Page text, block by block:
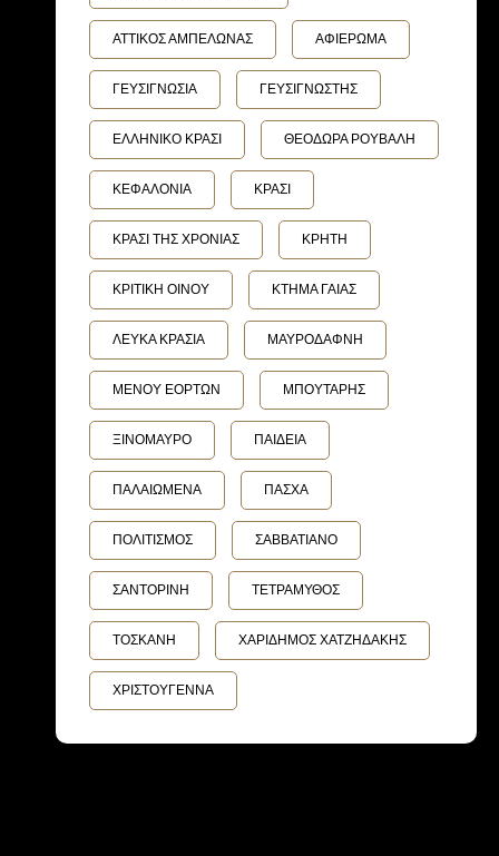
ΑΤΤΙΚΟΣ ΑΜΠΕΛΩΝΑΣ ΑΦΙΕΡΩΜΑ
ΓΕΥΣΙΓΝΩΣΙΑ ΓΕΥΣΙΓΝΩΣΤΗΣ
ΕΛΛΗΝΙΚΟ ΚΡΑΣΙ ΘΕΟΔΩΡΑ ΡΟΥΒΑΛΗ
ΚΕΦΑΛΟΝΙΑ ΚΡΑΣΙ
ΚΡΑΣΙ ΤΗΣ ΧΡΟΝΙΑΣ ΚΡΗΤΗ
ΚΡΙΤΙΚΗ ΟΙΝΟΥ ΚΤΗΜΑ ΓΑΙΑΣ
ΛΕΥΚΑ ΚΡΑΣΙΑ ΜΑΥΡΟΔΑΦΝΗ
ΜΕΝΟΥ ΕΟΡΤΩΝ ΜΠΟΥΤΑΡΗΣ
ΞΙΝΟΜΑΥΡΟ ΠΑΙΔΕΙΑ
ΠΑΛΑΙΩΜΕΝΑ ΠΑΣΧΑ
ΠΟΛΙΤΙΣΜΟΣ ΣΑΒΒΑΤΙΑΝΟ
ΣΑΝΤΟΡΙΝΗ ΤΕΤΡΑΜΥΘΟΣ
ΤΟΣΚΑΝΗ ΧΑΡΙΔΗΜΟΣ ΧΑΤΖΗΔΑΚΗΣ
ΧΡΙΣΤΟΥΓΕΝΝΑ